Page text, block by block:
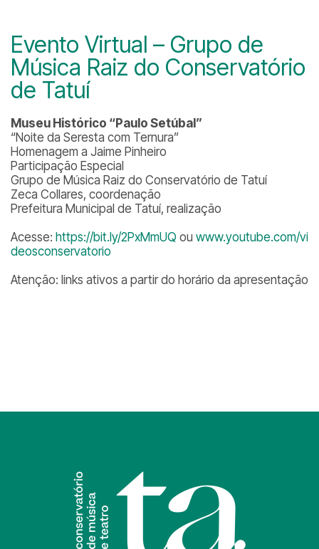
Evento Virtual – Grupo de
Música Raiz do Conservatório
de Tatuí
Museu Histórico “Paulo Setúbal”
“Noite da Seresta com Ternura”
Homenagem a Jaime Pinheiro
Participação Especial
Grupo de Música Raiz do Conservatório de Tatuí
Zeca Collares, coordenação
Prefeitura Municipal de Tatuí, realização
Acesse: https://bit.ly/2PxMmUQ ou www.youtube.com/vi
deosconservatorio
Atenção: links ativos a partir do horário da apresentação